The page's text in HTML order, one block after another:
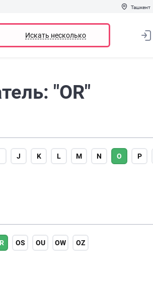
Ташкент
Искать несколько
"OR"
J K L M N O P
OS OU OW OZ